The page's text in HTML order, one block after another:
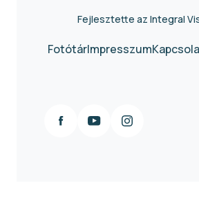
Fejlesztette az Integral
FotótárImpresszum